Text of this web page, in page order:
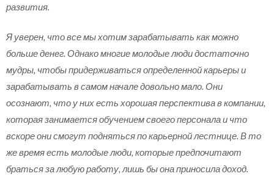
развития.
Я уверен, что все мы хотим зарабатывать как можно
больше денег. Однако многие молодые люди достаточно
мудры, чтобы придерживаться определенной карьеры и
зарабатывать в самом начале довольно мало. Они
осознают, что у них есть хорошая перспектива в компании,
которая занимается обучением своего персонала и что
вскоре они смогут подняться по карьерной лестнице. В то
же время есть молодые люди, которые предпочитают
браться за любую работу, лишь бы она приносила доход.